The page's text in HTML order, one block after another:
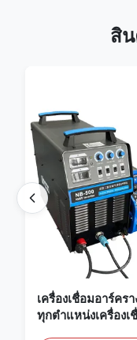
สิ
เครื่องเชื่อมอาร์ค
ทุกตำแหน่งเครื่องเ